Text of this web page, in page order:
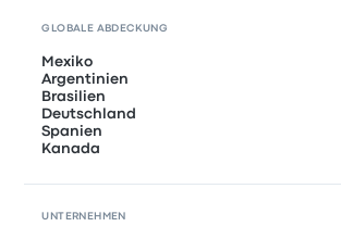
GLOBALE ABDECKUNG
Mexiko
Argentinien
Brasilien
Deutschland
Spanien
Kanada
UNTERNEHMEN